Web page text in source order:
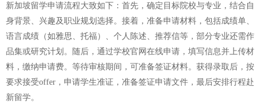
新加坡留学申请流程大致如下：首先，确定目标院校与专业，结合自
身背景、兴趣及职业规划选择。接着，准备申请材料，包括成绩单、
语言成绩（如雅思、托福）、个人陈述、推荐信等，部分专业还需作
品集或研究计划。随后，通过学校官网在线申请，填写信息并上传材
料，缴纳申请费。等待审核期间，可准备签证材料。获得录取后，按
要求接受offer，申请学生准证，准备签证申请文件，最后安排行程赴
新留学。